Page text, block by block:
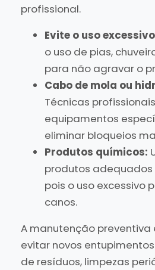
profissional.
Evite o uso
o uso de pias,
para não agravar o
Cabo de mola ou
Técnicas
equipamentos
eliminar bloqueios
Produtos químicos:
produtos
pois o uso excessivo
canos.
A manutenção preventiva
evitar novos
de resíduos, limpezas